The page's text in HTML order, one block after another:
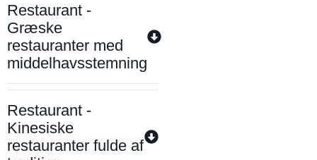
Restaurant -
Græske
restauranter med
middelhavsstemning
Restaurant -
Kinesiske
restauranter fulde af